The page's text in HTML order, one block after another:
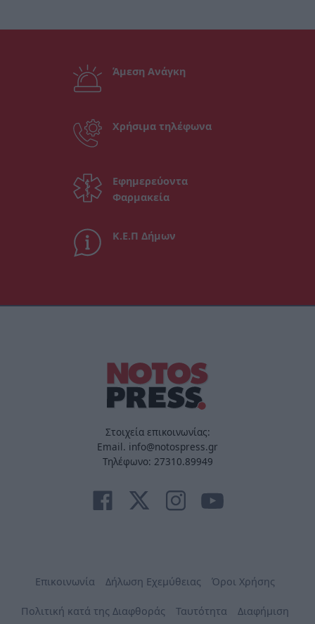
Άμεση Ανάγκη
Χρήσιμα τηλέφωνα
Εφημερεύοντα
Φαρμακεία
Κ.Ε.Π Δήμων
Στοιχεία επικοινωνίας:
Email. info@notospress.gr
Τηλέφωνο: 27310.89949
Επικοινωνία Δήλωση Εχεμύθειας Όροι Χρήσης
Πολιτική κατά της Διαφθοράς Ταυτότητα Διαφήμιση